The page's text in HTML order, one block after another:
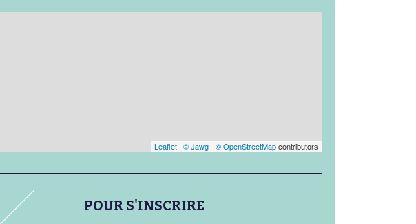
Leaflet | © Jawg- © OpenStreetMapcontributors
POUR S'INSCRIRE